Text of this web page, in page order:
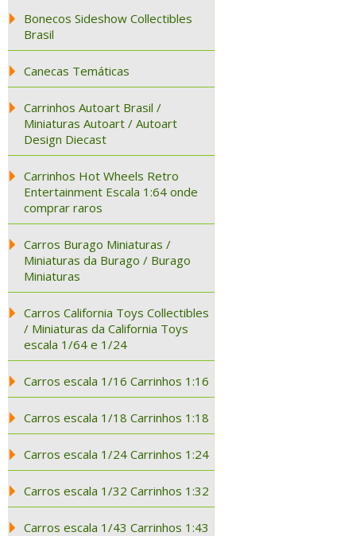
Bonecos Sideshow Collectibles
Brasil
Canecas Temáticas
Carrinhos Autoart Brasil /
Miniaturas Autoart / Autoart
Design Diecast
Carrinhos Hot Wheels Retro
Entertainment Escala 1:64 onde
comprar raros
Carros Burago Miniaturas /
Miniaturas da Burago / Burago
Miniaturas
Carros California Toys Collectibles
/ Miniaturas da California Toys
escala 1/64 e 1/24
Carros escala 1/16 Carrinhos 1:16
Carros escala 1/18 Carrinhos 1:18
Carros escala 1/24 Carrinhos 1:24
Carros escala 1/32 Carrinhos 1:32
Carros escala 1/43 Carrinhos 1:43